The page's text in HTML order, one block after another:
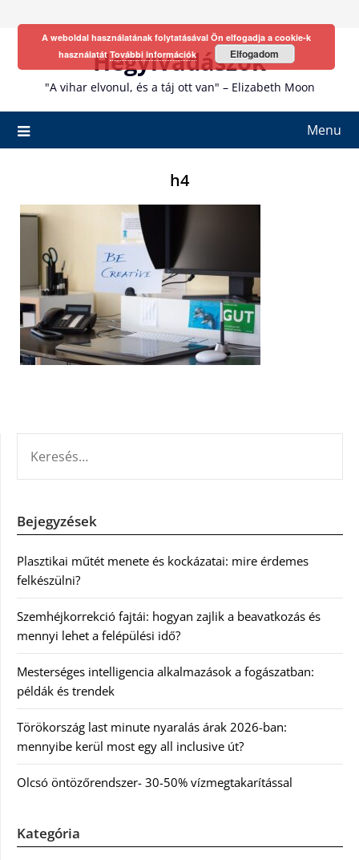
Hegyivadászok
"A vihar elvonul, és a táj ott van" – Elizabeth Moon
Menu
h4
Bejegyzések
Plasztikai műtét menete és kockázatai: mire érdemes
felkészülni?
Szemhéjkorrekció fajtái: hogyan zajlik a beavatkozás és
mennyi lehet a felépülési idő?
Mesterséges intelligencia alkalmazások a fogászatban:
példák és trendek
Törökország last minute nyaralás árak 2026-ban:
mennyibe kerül most egy all inclusive út?
Olcsó öntözőrendszer- 30-50% vízmegtakarítással
Kategória
A weboldal használatának folytatásával Ön elfogadja a cookie-k
használatátTovábbi információk Elfogadom